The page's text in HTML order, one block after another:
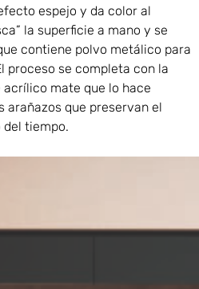
espejo y da color al
la superficie a mano y se
contiene polvo metálico para
proceso se completa con la
mate que lo hace
arañazos que preservan el
tiempo.